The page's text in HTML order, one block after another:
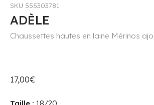
SKU 555303781
ADÈLE
Chaussettes hautes en laine Mérinos
17,00€